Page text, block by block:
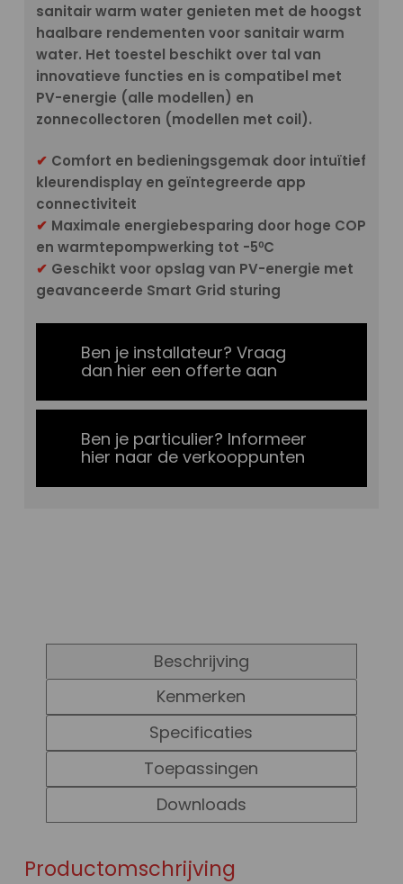
sanitair warm water genieten met de hoogst
haalbare rendementen voor sanitair warm
water. Het toestel beschikt over tal van
innovatieve functies en is compatibel met
PV-energie (alle modellen) en
zonnecollectoren (modellen met coil).
✔ Comfort en bedieningsgemak door intuïtief
kleurendisplay en geïntegreerde app
connectiviteit
✔ Maximale energiebesparing door hoge COP
en warmtepompwerking tot -5⁰C
✔ Geschikt voor opslag van PV-energie met
geavanceerde Smart Grid sturing
Ben je installateur? Vraag
dan hier een offerte aan
Ben je particulier? Informeer
hier naar de verkooppunten
Beschrijving
Kenmerken
Specificaties
Toepassingen
Downloads
Productomschrijving